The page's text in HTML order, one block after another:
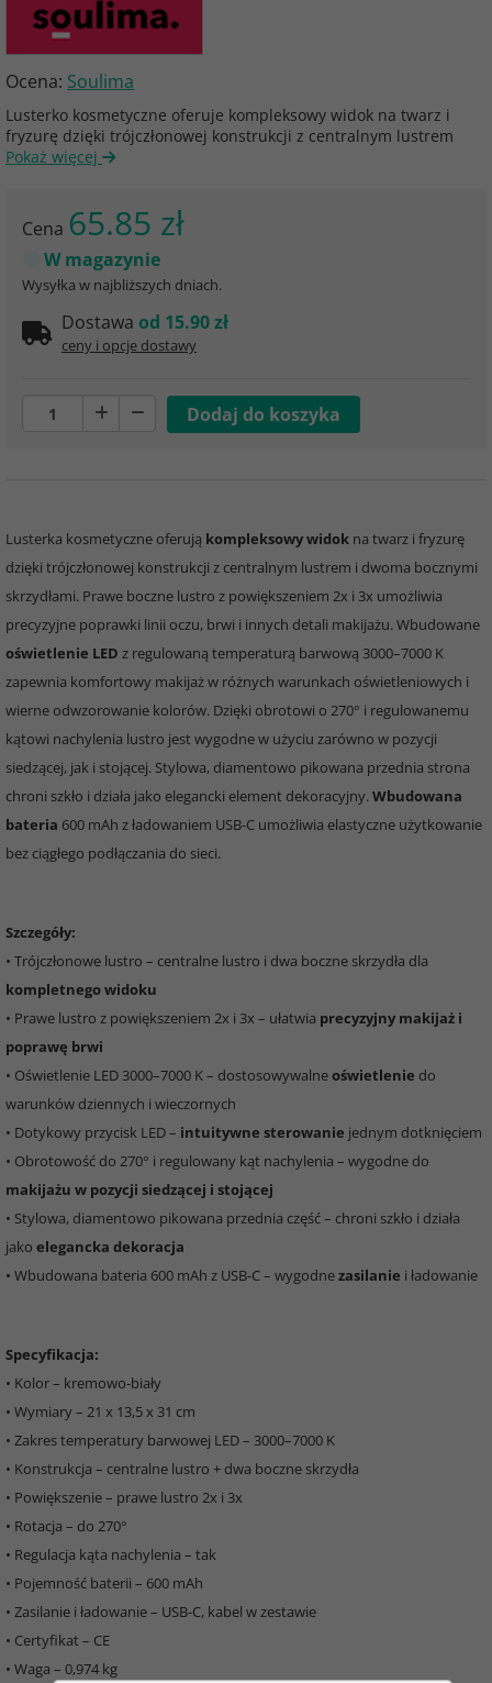
Ocena: Soulima
Lusterko kosmetyczne oferuje kompleksowy widok na twarz i
fryzurę dzięki trójczłonowej konstrukcji z centralnym lustrem
Pokaż więcej
Cena 65.85 zł
W magazynie
Wysyłka w najbliższych dniach.
Dostawa od 15.90 zł
ceny i opcje dostawy
Lusterka kosmetyczne oferują kompleksowy widok na twarz i fryzurę
dzięki trójczłonowej konstrukcji z centralnym lustrem i dwoma bocznymi
skrzydłami. Prawe boczne lustro z powiększeniem 2x i 3x umożliwia
precyzyjne poprawki linii oczu, brwi i innych detali makijażu. Wbudowane
oświetlenie LED z regulowaną temperaturą barwową 3000–7000 K
zapewnia komfortowy makijaż w różnych warunkach oświetleniowych i
wierne odwzorowanie kolorów. Dzięki obrotowi o 270° i regulowanemu
kątowi nachylenia lustro jest wygodne w użyciu zarówno w pozycji
siedzącej, jak i stojącej. Stylowa, diamentowo pikowana przednia strona
chroni szkło i działa jako elegancki element dekoracyjny.Wbudowana
bateria 600 mAh z ładowaniem USB-C umożliwia elastyczne użytkowanie
bez ciągłego podłączania do sieci.
Szczegóły:
• Trójczłonowe lustro – centralne lustro i dwa boczne skrzydła dla
kompletnego widoku
• Prawe lustro z powiększeniem 2x i 3x – ułatwia precyzyjny makijaż i
poprawę brwi
• Oświetlenie LED 3000–7000 K – dostosowywalneoświetlenie do
warunków dziennych i wieczornych
• Dotykowy przycisk LED – intuitywne sterowanie jednym dotknięciem
• Obrotowość do 270° i regulowany kąt nachylenia – wygodne do
makijażu w pozycji siedzącej i stojącej
• Stylowa, diamentowo pikowana przednia część – chroni szkło i działa
jako elegancka dekoracja
• Wbudowana bateria 600 mAh z USB-C – wygodnezasilanie i ładowanie
Specyfikacja:
• Kolor – kremowo-biały
• Wymiary – 21 x 13,5 x 31 cm
• Zakres temperatury barwowej LED – 3000–7000 K
• Konstrukcja – centralne lustro + dwa boczne skrzydła
• Powiększenie – prawe lustro 2x i 3x
• Rotacja – do 270°
• Regulacja kąta nachylenia – tak
• Pojemność baterii – 600 mAh
• Zasilanie i ładowanie – USB-C, kabel w zestawie
• Certyfikat – CE
• Waga – 0,974 kg